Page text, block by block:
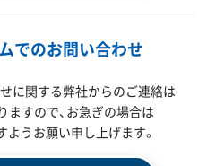
でのお問い合わせ
に関する弊社からのご連絡は
ますので、 お急ぎの場合は
うお願い申し上げます。